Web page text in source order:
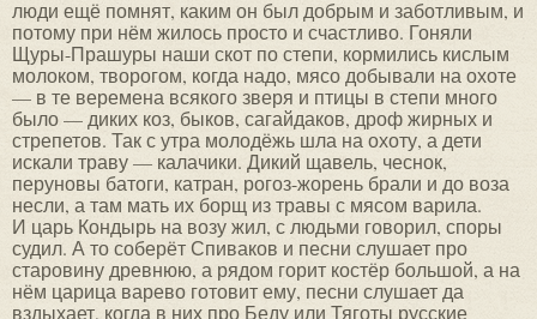
люди ещё помнят, каким он был добрым и заботливым, и
потому при нём жилось просто и счастливо. Гоняли
Щуры-Прашуры наши скот по степи, кормились кислым
молоком, творогом, когда надо, мясо добывали на охоте
— в те веремена всякого зверя и птицы в степи много
было — диких коз, быков, сагайдаков, дроф жирных и
стрепетов. Так с утра молодёжь шла на охоту, а дети
искали траву — калачики. Дикий щавель, чеснок,
перуновы батоги, катран, рогоз-жорень брали и до воза
несли, а там мать их борщ из травы с мясом варила.
И царь Кондырь на возу жил, с людьми говорил, споры
судил. А то соберёт Спиваков и песни слушает про
старовину древнюю, а рядом горит костёр большой, а на
нём царица варево готовит ему, песни слушает да
вздыхает, когда в них про Беду или Тяготы русские